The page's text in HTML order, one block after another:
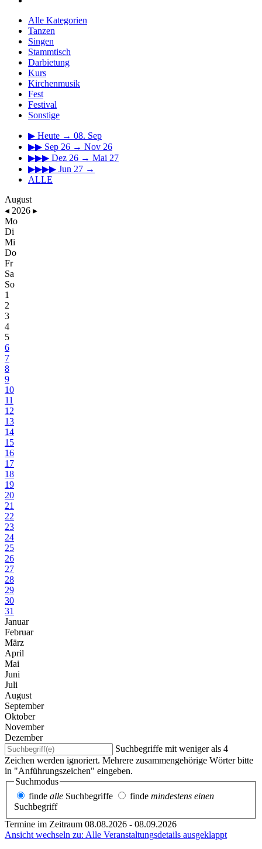
Alle Kategorien
Tanzen
Singen
Stammtisch
Darbietung
Kurs
Kirchenmusik
Fest
Festival
Sonstige
▶ Heute → 08. Sep
▶▶ Sep 26 → Nov 26
▶▶▶ Dez 26 → Mai 27
▶▶▶▶ Jun 27 →
ALLE
August
◂ 2026 ▸
Mo
Di
Mi
Do
Fr
Sa
So
1
2
3
4
5
6
7
8
9
10
11
12
13
14
15
16
17
18
19
20
21
22
23
24
25
26
27
28
29
30
31
Januar
Februar
März
April
Mai
Juni
Juli
August
September
Oktober
November
Dezember
Suchbegriffe mit weniger als 4
Zeichen werden ignoriert. Mehrere zusammengehörige Wörter bitte
in "Anführungszeichen" eingeben.
Suchmodus
finde alle Suchbegriffe finde mindestens einen
Suchbegriff
Termine im Zeitraum 08.08.2026 - 08.09.2026
Ansicht wechseln zu: Alle Veranstaltungsdetails ausgeklappt